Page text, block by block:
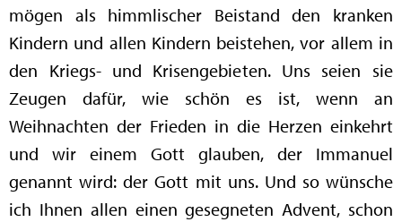
mögen als himmlischer Beistand den kranken
Kindern und allen Kindern beistehen, vor allem in
den Kriegs- und Krisengebieten. Uns seien sie
Zeugen dafür, wie schön es ist, wenn an
Weihnachten der Frieden in die Herzen einkehrt
und wir einem Gott glauben, der Immanuel
genannt wird: der Gott mit uns. Und so wünsche
ich Ihnen allen einen gesegneten Advent, schon